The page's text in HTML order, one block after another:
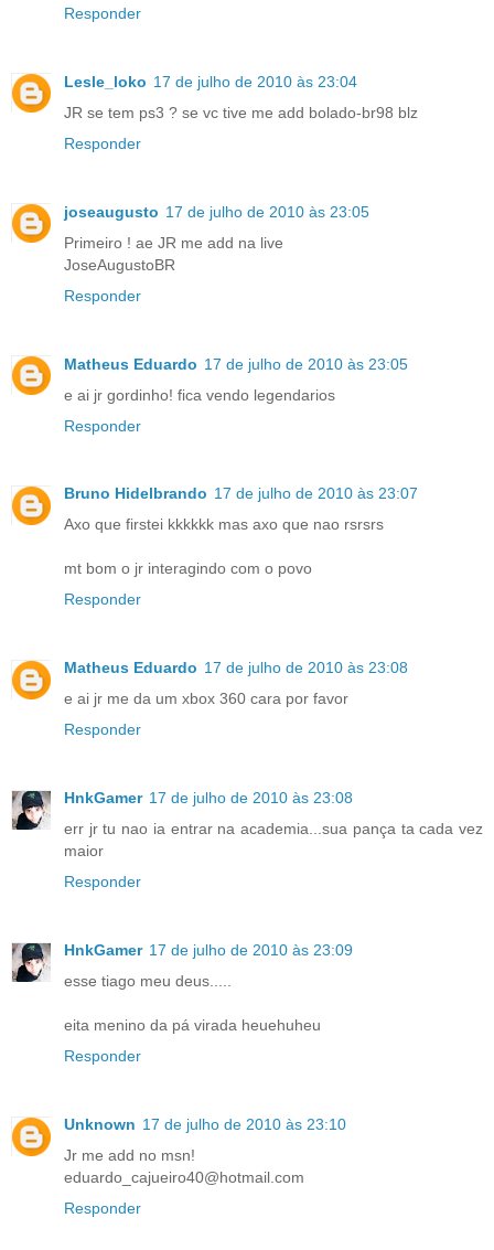
Responder
Lesle_loko 17 de julho de 2010 às 23:04
JR se tem ps3 ? se vc tive me add bolado-br98 blz
Responder
joseaugusto 17 de julho de 2010 às 23:05
Primeiro ! ae JR me add na live
JoseAugustoBR
Responder
Matheus Eduardo 17 de julho de 2010 às 23:05
e ai jr gordinho! fica vendo legendarios
Responder
Bruno Hidelbrando 17 de julho de 2010 às 23:07
Axo que firstei kkkkkk mas axo que nao rsrsrs
mt bom o jr interagindo com o povo
Responder
Matheus Eduardo 17 de julho de 2010 às 23:08
e ai jr me da um xbox 360 cara por favor
Responder
HnkGamer 17 de julho de 2010 às 23:08
err jr tu nao ia entrar na academia...sua pança ta cada vez
maior
Responder
HnkGamer 17 de julho de 2010 às 23:09
esse tiago meu deus.....
eita menino da pá virada heuehuheu
Responder
Unknown 17 de julho de 2010 às 23:10
Jr me add no msn!
eduardo_cajueiro40@hotmail.com
Responder